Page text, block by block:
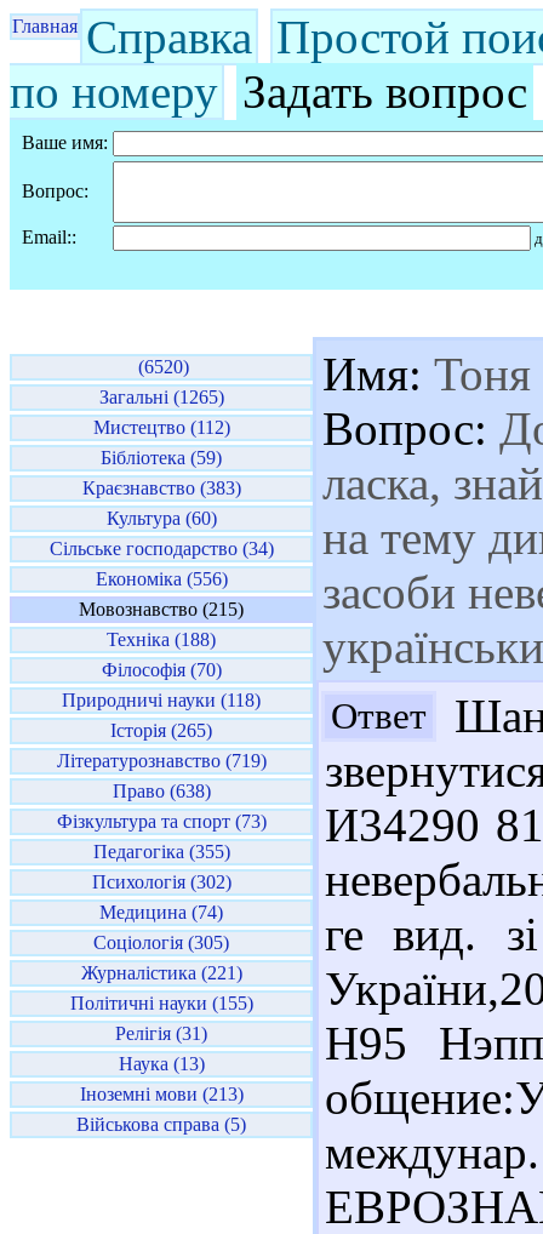
Главная Справка Простой
по номеру Задать вопрос
Ваше имя:
Вопрос:
Email::
(6520)
Загальні (1265)
Мистецтво (112)
Бібліотека (59)
Краєзнавство (383)
Культура (60)
Сільське господарство (34)
Економіка (556)
Мовознавство (215)
Техніка (188)
Філософія (70)
Природничі науки (118)
Історія (265)
Літературознавство (719)
Право (638)
Фізкультура та спорт (73)
Педагогіка (355)
Психологія (302)
Медицина (74)
Соціологія (305)
Журналістика (221)
Політичні науки (155)
Релігія (31)
Наука (13)
Іноземні мови (213)
Військова справа (5)
Имя: Тоня
Вопрос:
ласка,
на тему
засоби
Ответ
И34290
ге вид.
Н95